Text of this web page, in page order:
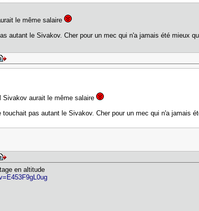
le même salaire
autant le Sivakov. Cher pour un mec qui n'a jamais été mieux
Sivakov aurait le même salaire
pas autant le Sivakov. Cher pour un mec qui n'a jamais
en altitude